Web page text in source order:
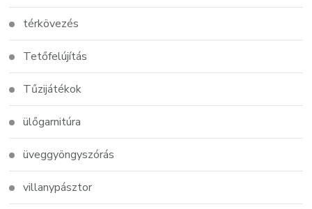
térkövezés
Tetőfelújítás
Tűzijátékok
ülőgarnitúra
üveggyöngyszórás
villanypásztor